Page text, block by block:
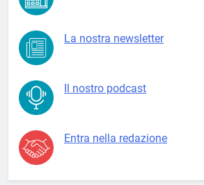
La nostra newsletter
Il nostro podcast
Entra nella redazione